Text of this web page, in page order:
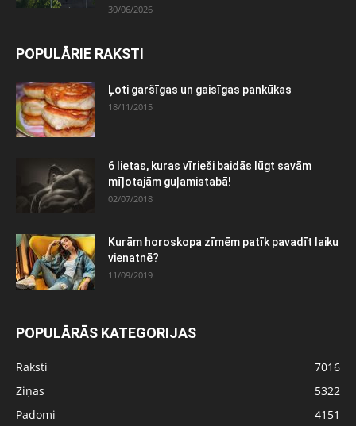
30/06/2026
POPULĀRIE RAKSTI
Ļoti garšīgas un gaisīgas pankūkas
18/11/2015
6 lietas, kuras vīrieši baidās lūgt savām
mīļotajām guļamistabā!
02/07/2018
Kurām horoskopa zīmēm patīk pavadīt laiku
vienatnē?
11/09/2019
POPULĀRĀS KATEGORIJAS
Raksti
7016
Ziņas
5322
Padomi
4151